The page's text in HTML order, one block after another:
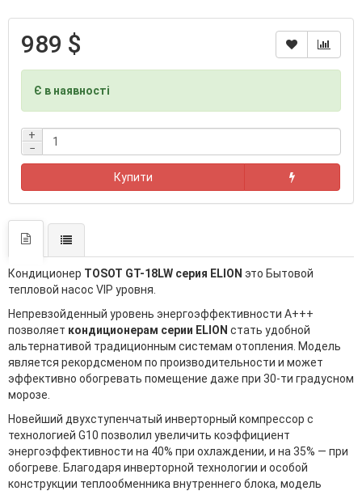
989 $
Є в наявності
+
−
Купити
Кондиционер TOSOT GT-18LW серия ELION это Бытовой
тепловой насос VIP уровня.
Непревзойденный уровень энергоэффективности А+++
позволяет кондиционерам серии ELION стать удобной
альтернативой традиционным системам отопления. Модель
является рекордсменом по производительности и может
эффективно обогревать помещение даже при 30-ти градусном
морозе.
Новейший двухступенчатый инверторный компрессор с
технологией G10 позволил увеличить коэффициент
энергоэффективности на 40% при охлаждении, и на 35% — при
обогреве. Благодаря инверторной технологии и особой
конструкции теплообменника внутреннего блока, модель